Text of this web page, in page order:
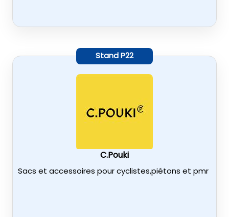
StandP22
C.Pouki
Sacs et accessoires pour cyclistes,piétons et pmr